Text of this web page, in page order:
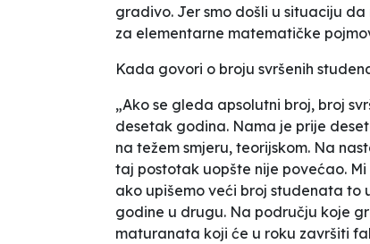
gradivo. Jer smo došli u situaciju
za elementarne matematičke
Kada govori o broju svršenih
„Ako se gleda apsolutni broj, broj
desetak godina. Nama je prije
na težem smjeru, teorijskom. Na
taj postotak uopšte nije povećao.
ako upišemo veći broj studenata to
godine u drugu. Na području koje
maturanata koji će u roku završiti